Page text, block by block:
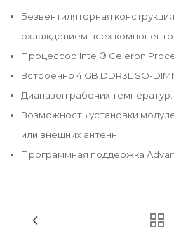
Безвентиляторная
охлаждением всех
Процессор Intel® Celeron
Встроенно 4 GB DDR3L SO-
Диапазон рабочих температур:
Возможность установки
или внешних антенн
Программная поддержка